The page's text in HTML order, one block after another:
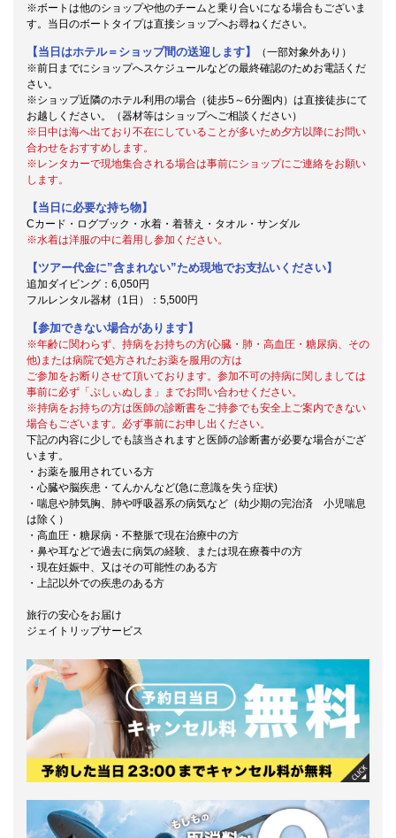
※ボートは他のショップや他のチームと乗り合いになる場合もございま
す。当日のボートタイプは直接ショップへお尋ねください。
【当日はホテル＝ショップ間の送迎します】
（一部対象外あり）
※前日までにショップへスケジュールなどの最終確認のためお電話くだ
さい。
※ショップ近隣のホテル利用の場合（徒歩5～6分圏内）は直接徒歩にて
お越しください。（器材等はショップへご相談ください）
※日中は海へ出ており不在にしていることが多いため夕方以降にお問い
合わせをおすすめします。
※レンタカーで現地集合される場合は事前にショップにご連絡をお願い
します。
【当日に必要な持ち物】
Cカード・ログブック・水着・着替え・タオル・サンダル
※水着は洋服の中に着用し参加ください。
【ツアー代金に”含まれない”ため現地でお支払いください】
追加ダイビング：6,050円
フルレンタル器材（1日）：5,500円
【参加できない場合があります】
※年齢に関わらず、持病をお持ちの方(心臓・肺・高血圧・糖尿病、その
他)または病院で処方されたお薬を服用の方は
ご参加をお断りさせて頂いております。参加不可の持病に関しましては
事前に必ず「ぷしぃぬしま」までお問い合わせください。
※持病をお持ちの方は医師の診断書をご持参でも安全上ご案内できない
場合もございます。必ず事前にお申し出ください。
下記の内容に少しでも該当されますと医師の診断書が必要な場合がござ
います。
・お薬を服用されている方
・心臓や脳疾患・てんかんなど(急に意識を失う症状)
・喘息や肺気胸、肺や呼吸器系の病気など（幼少期の完治済 小児喘息
は除く）
・高血圧・糖尿病・不整脈で現在治療中の方
・鼻や耳などで過去に病気の経験、または現在療養中の方
・現在妊娠中、又はその可能性のある方
・上記以外での疾患のある方
旅行の安心をお届け
ジェイトリップサービス